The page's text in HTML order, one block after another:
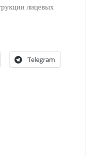
лицевых
Telegram